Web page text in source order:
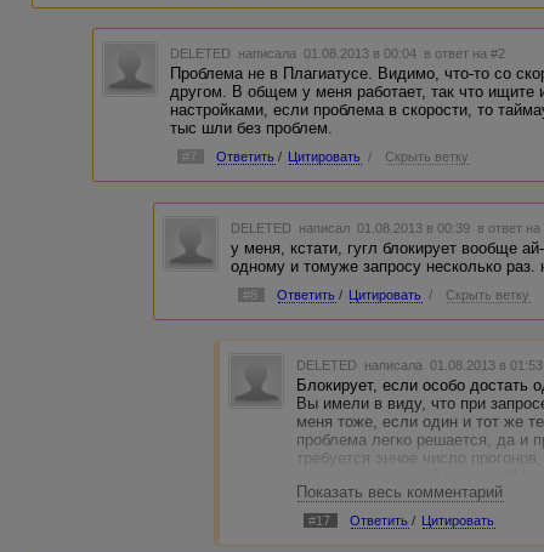
DELETED написала 01.08.2013 в 00:04 в ответ на #2
Проблема не в Плагиатусе. Видимо, что-то со
другом. В общем у меня работает, так что ищите
настройками, если проблема в скорости, то
тыс шли без проблем.
#7 Ответить / Цитировать / Скрыть ветку
DELETED написал 01.08.2013 в 00:39 в ответ на
у меня, кстати, гугл блокирует вообще
одному и томуже запросу несколько раз.
#8 Ответить / Цитировать / Скрыть ветку
DELETED написала 01.08.2013 в
Блокирует, если особо
Вы имели в виду, что при
меня тоже, если один и тот же
проблема легко решается, да и
требуется энное число
очепятку, то еще круг.
1 раз. Так что 4-5 прогонов -
Показать весь комментарий
#17 Ответить / Цитировать